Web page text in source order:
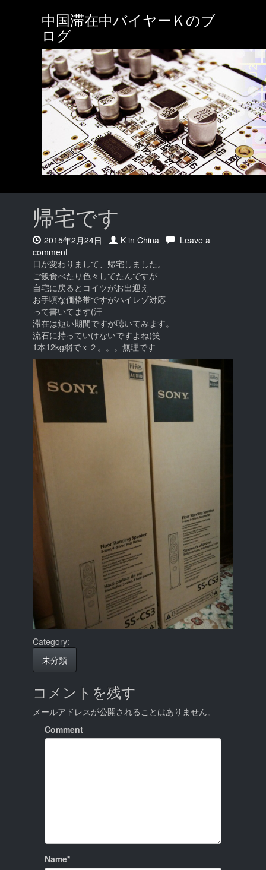
中国滞在中バイヤーＫのブ
ログ
帰宅です
Date:
2015年2月24日 Author:
K in China
Leave a
comment
日が変わりまして、帰宅しました。
ご飯食べたり色々してたんですが
自宅に戻るとコイツがお出迎え
お手頃な価格帯ですがハイレゾ対応
って書いてます(汗
滞在は短い期間ですが聴いてみます。
流石に持っていけないですよね(笑
1本12kg弱でｘ２。。。無理です
Category:
未分類
コメントを残す
メールアドレスが公開されることはありません。
Comment
Name*